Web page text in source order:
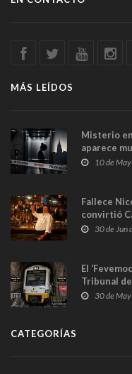
MÁS LEÍDOS
Misterio
aparece
y las10 de
Fallece
convirtió
en Madrid
30 de Jun
El
Tribunal
30 de
CATEGORÍAS